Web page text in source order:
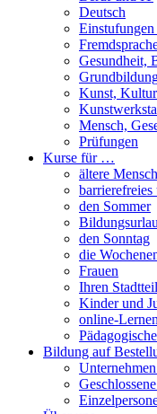
Deutsch
Gesundheit,
Kunst,
Mensch,
Prüfungen
Kurse für …
ältere
den Sommer
den Sonntag
die
Frauen
Ihren Stadtteil
Kinder und
online-
Bildung auf